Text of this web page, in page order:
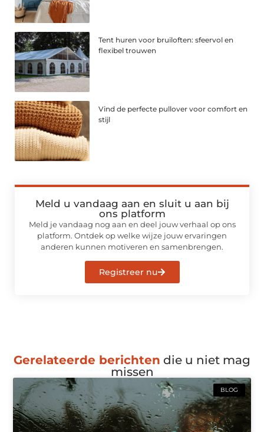
Tent huren voor bruiloften: sfeervol en
flexibel trouwen
Vind de perfecte pullover voor comfort en
stijl
Meld u vandaag aan en sluit u aan bij
ons platform
Meld je vandaag nog aan en deel jouw verhaal op ons
platform. Ontdek op welke wijze jouw ervaringen
anderen kunnen motiveren en samenbrengen.
Registreer nu
Gerelateerde berichten die u niet mag
missen
BLOG